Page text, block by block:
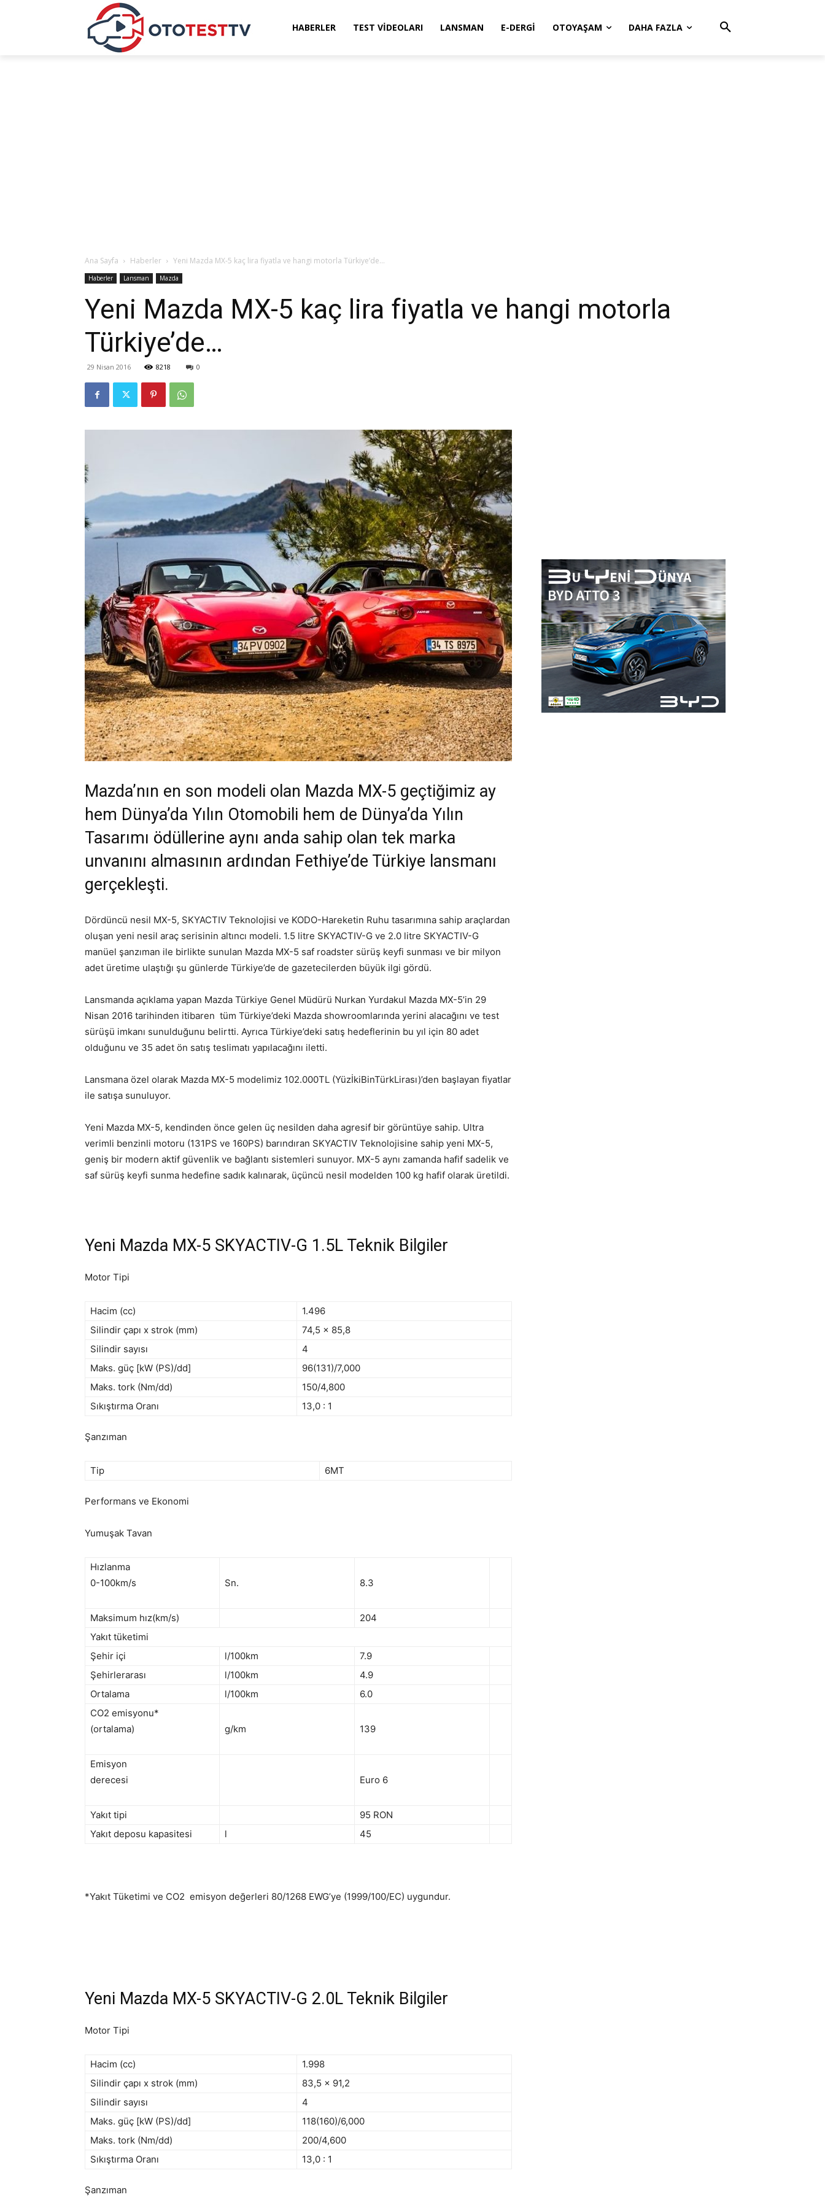
HABERLER TEST VIDEOLARI LANSMAN E-DERGI OTOYAŞAM DAHA FAZLA
Ana Sayfa Haberler Yeni Mazda MX-5 kaç lira fiyatla ve hangi motorla Türkiye’de…
Haberler Lansman Mazda
Yeni Mazda MX-5 kaç lira fiyatla ve hangi motorla
Türkiye’de…
29 Nisan 2016 8218 0
Mazda’nın en son modeli olan Mazda MX-5 geçtiğimiz ay
hem Dünya’da Yılın Otomobili hem de Dünya’da Yılın
Tasarımı ödüllerine aynı anda sahip olan tek marka
unvanını almasının ardından Fethiye’de Türkiye lansmanı
gerçekleşti.
Dördüncü nesil MX-5, SKYACTIV Teknolojisi ve KODO-Hareketin Ruhu tasarımına sahip araçlardan
oluşan yeni nesil araç serisinin altıncı modeli. 1.5 litre SKYACTIV-G ve 2.0 litre SKYACTIV-G
manüel şanzıman ile birlikte sunulan Mazda MX-5 saf roadster sürüş keyfi sunması ve bir milyon
adet üretime ulaştığı şu günlerde Türkiye’de de gazetecilerden büyük ilgi gördü.
Lansmanda açıklama yapan Mazda Türkiye Genel Müdürü Nurkan Yurdakul Mazda MX-5’in 29
Nisan 2016 tarihinden itibaren tüm Türkiye’deki Mazda showroomlarında yerini alacağını ve test
sürüşü imkanı sunulduğunu belirtti. Ayrıca Türkiye’deki satış hedeflerinin bu yıl için 80 adet
olduğunu ve 35 adet ön satış teslimatı yapılacağını iletti.
Lansmana özel olarak Mazda MX-5 modelimiz 102.000TL (YüzİkiBinTürkLirası)’den başlayan fiyatlar
ile satışa sunuluyor.
Yeni Mazda MX-5, kendinden önce gelen üç nesilden daha agresif bir görüntüye sahip. Ultra
verimli benzinli motoru (131PS ve 160PS) barındıran SKYACTIV Teknolojisine sahip yeni MX-5,
geniş bir modern aktif güvenlik ve bağlantı sistemleri sunuyor. MX-5 aynı zamanda hafif sadelik ve
saf sürüş keyfi sunma hedefine sadık kalınarak, üçüncü nesil modelden 100 kg hafif olarak üretildi.
Yeni Mazda MX-5 SKYACTIV-G 1.5L Teknik Bilgiler
Motor Tipi
Hacim (cc)
1.496
Silindir çapı x strok (mm)
74,5 x 85,8
Silindir sayısı
4
Maks. güç [kW (PS)/dd]
96(131)/7,000
Maks. tork (Nm/dd)
150/4,800
Sıkıştırma Oranı
13,0 : 1
Şanzıman
Tip 6MT
Performans ve Ekonomi
Yumuşak Tavan
Hızlanma
0-100km/s
Sn. 8.3
Maksimum hız(km/s)
204
Yakıt tüketimi
Şehir içi
l/100km
7.9
Şehirlerarası
l/100km
4.9
Ortalama
l/100km
6.0
CO2 emisyonu*
(ortalama)
g/km 139
Emisyon
derecesi
Euro 6
Yakıt tipi
95 RON
Yakıt deposu kapasitesi
l 45
*Yakıt Tüketimi ve CO2 emisyon değerleri 80/1268 EWG’ye (1999/100/EC) uygundur.
Yeni Mazda MX-5 SKYACTIV-G 2.0L Teknik Bilgiler
Motor Tipi
Hacim (cc)
1.998
Silindir çapı x strok (mm)
83,5 x 91,2
Silindir sayısı
4
Maks. güç [kW (PS)/dd]
118(160)/6,000
Maks. tork (Nm/dd)
200/4,600
Sıkıştırma Oranı
13,0 : 1
Şanzıman